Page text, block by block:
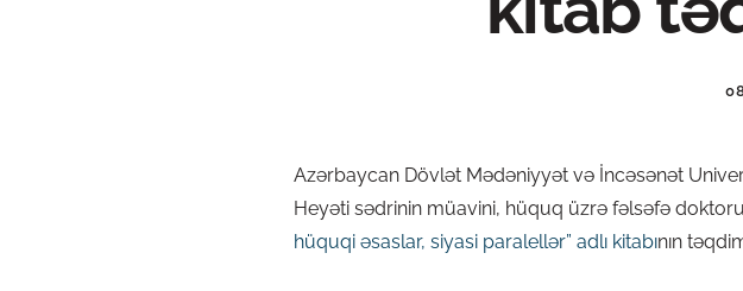
Azərbaycan Dövlət Mədəniyyət və İncəsənət
Heyəti sədrinin müavini, hüquq üzrə fəlsəfə
hüquqi əsaslar, siyasi paralellər” adlı kitabının